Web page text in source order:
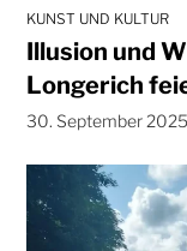
KUNST UND KULTUR
Illusion und
Longerich
30. September 2025